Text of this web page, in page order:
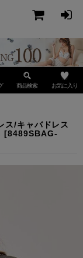
商品検索 お気に入り
ス/キャバドレス
[8489SBAG-